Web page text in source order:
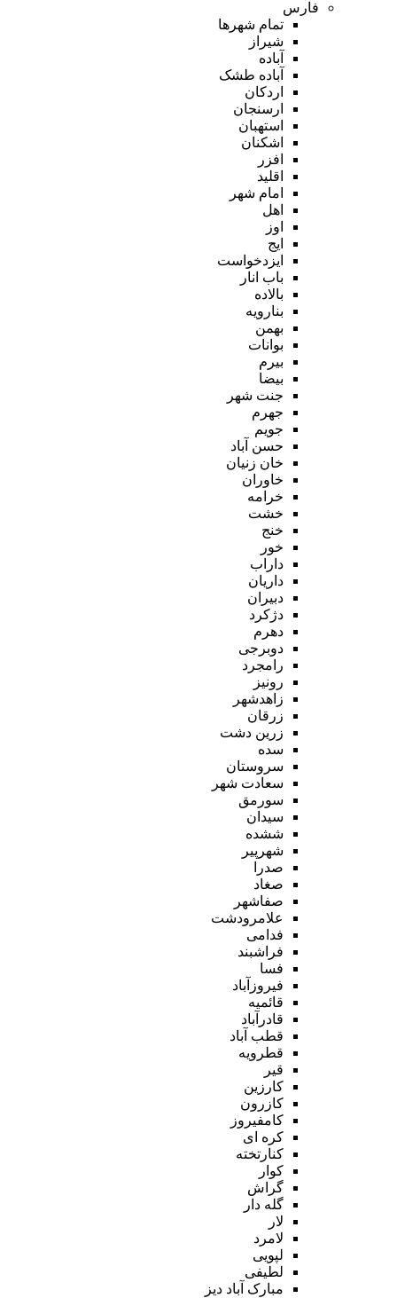
فارس
تمام شهر‌ها
شیراز
آباده
آباده طشک
اردکان
ارسنجان
استهبان
اشکنان
افزر
اقلید
امام شهر
اهل
اوز
ایج
ایزدخواست
باب انار
بالاده
بنارویه
بهمن
بوانات
بیرم
بیضا
جنت شهر
جهرم
جویم
حسن آباد
خان زنیان
خاوران
خرامه
خشت
خنج
خور
داراب
داریان
دبیران
دژکرد
دهرم
دوبرجی
رامجرد
رونیز
زاهدشهر
زرقان
زرین دشت
سده
سروستان
سعادت شهر
سورمق
سیدان
ششده
شهرپیر
صدرا
صغاد
صفاشهر
علامرودشت
فدامی
فراشبند
فسا
فیروزآباد
قائمیه
قادرآباد
قطب آباد
قطرویه
قیر
کارزین
کازرون
کامفیروز
کره ای
کنارتخته
کوار
گراش
گله دار
لار
لامرد
لپویی
لطیفی
مبارک آباد دیز